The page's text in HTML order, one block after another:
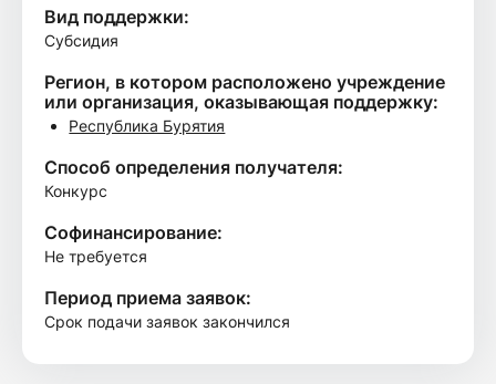
Вид поддержки:
Субсидия
Регион, в котором расположено учреждение
или организация, оказывающая поддержку:
Республика Бурятия
Способ определения получателя:
Конкурс
Софинансирование:
Не требуется
Период приема заявок:
Срок подачи заявок закончился